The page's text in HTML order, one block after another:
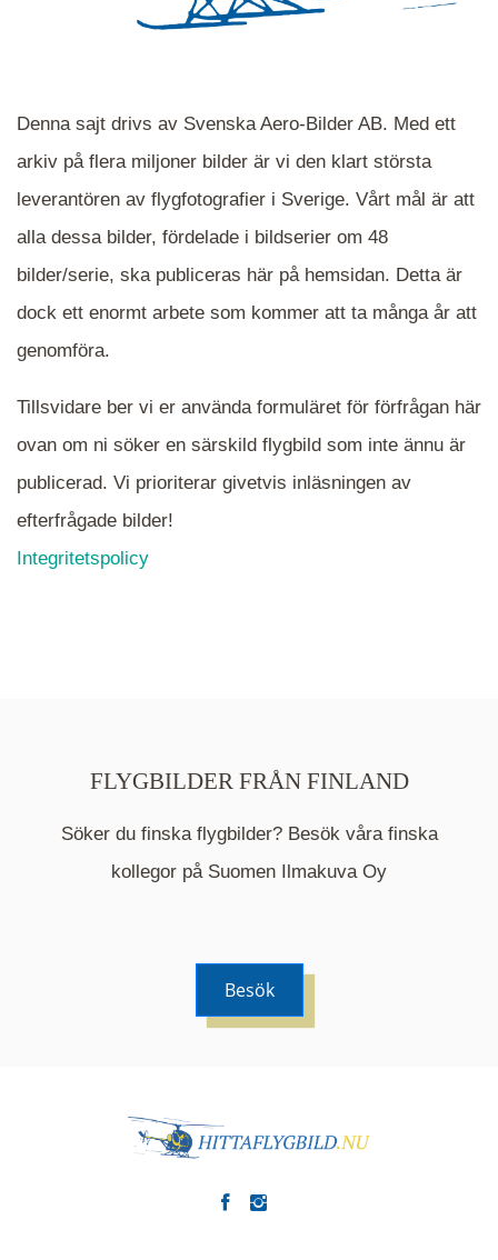
När du ser blåa, röda eller gröna mappar är det
närmare det område Du söker och klicka på
mappen.
Mappen är en medelpunkt över fotat område och
kommer nu visa de fastigheter som finns just här.
Denna sajt drivs av Svenska Aero-Bilder AB. Med ett
arkiv på flera miljoner bilder är vi den klart största
leverantören av flygfotografier i Sverige. Vårt mål är att
alla dessa bilder, fördelade i bildserier om 48
bilder/serie, ska publiceras här på hemsidan. Detta är
dock ett enormt arbete som kommer att ta många år att
genomföra.
Tillsvidare ber vi er använda formuläret för förfrågan här
ovan om ni söker en särskild flygbild som inte ännu är
publicerad. Vi prioriterar givetvis inläsningen av
efterfrågade bilder!
Integritetspolicy
FLYGBILDER FRÅN FINLAND
Söker du finska flygbilder? Besök våra finska
kollegor på Suomen Ilmakuva Oy
Besök